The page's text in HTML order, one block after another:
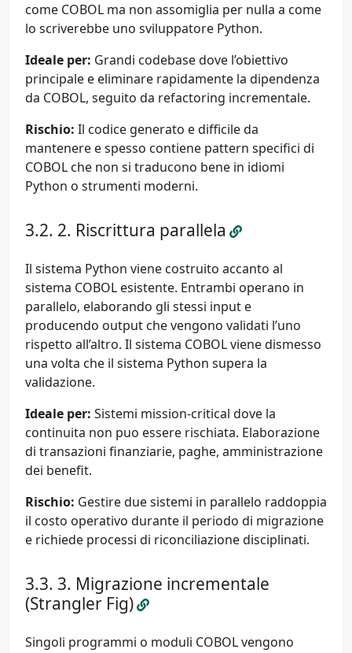
come COBOL ma non assomiglia per nulla a come
lo scriverebbe uno sviluppatore Python.
Ideale per: Grandi codebase dove l’obiettivo
principale e eliminare rapidamente la dipendenza
da COBOL, seguito da refactoring incrementale.
Rischio: Il codice generato e difficile da
mantenere e spesso contiene pattern specifici di
COBOL che non si traducono bene in idiomi
Python o strumenti moderni.
2. Riscrittura parallela
Il sistema Python viene costruito accanto al
sistema COBOL esistente. Entrambi operano in
parallelo, elaborando gli stessi input e
producendo output che vengono validati l’uno
rispetto all’altro. Il sistema COBOL viene dismesso
una volta che il sistema Python supera la
validazione.
Ideale per: Sistemi mission-critical dove la
continuita non puo essere rischiata. Elaborazione
di transazioni finanziarie, paghe, amministrazione
dei benefit.
Rischio: Gestire due sistemi in parallelo raddoppia
il costo operativo durante il periodo di migrazione
e richiede processi di riconciliazione disciplinati.
3. Migrazione incrementale
(Strangler Fig)
Singoli programmi o moduli COBOL vengono